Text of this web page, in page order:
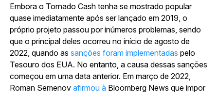
Embora o Tornado Cash tenha se mostrado popular
quase imediatamente após ser lançado em 2019, o
próprio projeto passou por inúmeros problemas, sendo
que o principal deles ocorreu no início de agosto de
2022, quando as sanções foram implementadas pelo
Tesouro dos EUA. No entanto, a causa dessas sanções
começou em uma data anterior. Em março de 2022,
Roman Semenov afirmou à Bloomberg News que impor